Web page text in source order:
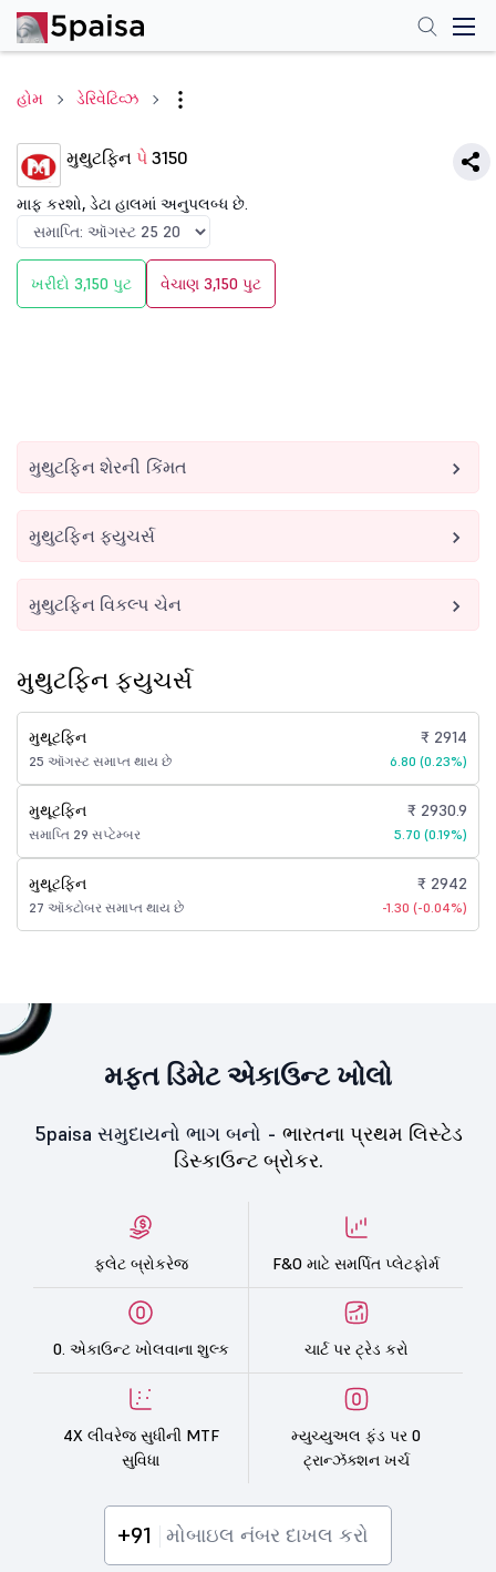
હોમ ડેરિવેટિવ્ઝ
મુથુટફિન પે 3150
માફ કરશો, ડેટા હાલમાં અનુપલબ્ધ છે.
ખરીદો 3,150 પુટ વેચાણ 3,150 પુટ
મુથુટફિન શેરની કિંમત
મુથુટફિન ફ્યુચર્સ
મુથુટફિન વિકલ્પ ચેન
મુથુટફિન ફ્યુચર્સ
મુથૂટફિન
25 ઑગસ્ટ સમાપ્ત થાય છે
₹ 2914
6.80 (0.23%)
મુથૂટફિન
સમાપ્તિ 29 સપ્ટેમ્બર
₹ 2930.9
5.70 (0.19%)
મુથૂટફિન
27 ઑક્ટોબર સમાપ્ત થાય છે
₹ 2942
-1.30 (-0.04%)
મફત ડિમેટ એકાઉન્ટ ખોલો
5paisa સમુદાયનો ભાગ બનો - ભારતના પ્રથમ લિસ્ટેડ
ડિસ્કાઉન્ટ બ્રોકર.
ફ્લેટ બ્રોકરેજ F&O માટે સમર્પિત પ્લેટફોર્મ
0. એકાઉન્ટ ખોલવાના શુલ્ક ચાર્ટ પર ટ્રેડ કરો
4X લીવરેજ સુધીની MTF
સુવિધા
મ્યુચ્યુઅલ ફંડ પર 0
ટ્રાન્ઝૅક્શન ખર્ચ
+91